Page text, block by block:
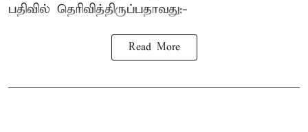
பதிவில் தெரிவித்திருப்பதாவது:-
Read More